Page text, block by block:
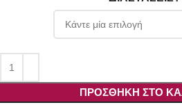
ΠΡΟΣΘΉΚΗ ΣΤΟ